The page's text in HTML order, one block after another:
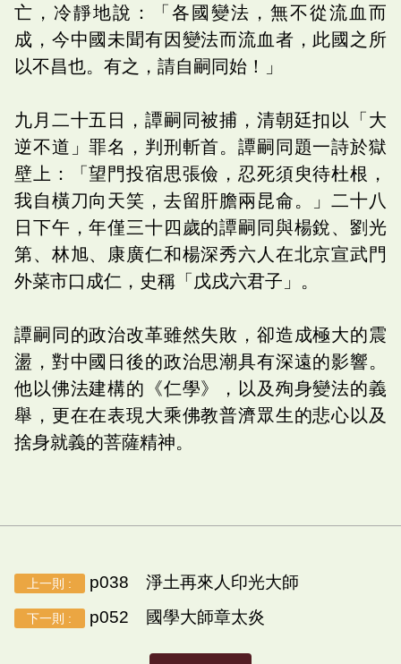
亡，冷靜地說：「各國變法，無不從流血而
成，今中國未聞有因變法而流血者，此國之所
以不昌也。有之，請自嗣同始！」
九月二十五日，譚嗣同被捕，清朝廷扣以「大
逆不道」罪名，判刑斬首。譚嗣同題一詩於獄
壁上：「望門投宿思張儉，忍死須臾待杜根，
我自橫刀向天笑，去留肝膽兩昆侖。」二十八
日下午，年僅三十四歲的譚嗣同與楊銳、劉光
第、林旭、康廣仁和楊深秀六人在北京宣武門
外菜市口成仁，史稱「戊戌六君子」。
譚嗣同的政治改革雖然失敗，卻造成極大的震
盪，對中國日後的政治思潮具有深遠的影響。
他以佛法建構的《仁學》，以及殉身變法的義
舉，更在在表現大乘佛教普濟眾生的悲心以及
捨身就義的菩薩精神。
上一則 : p038 淨土再來人印光大師
下一則 : p052 國學大師章太炎